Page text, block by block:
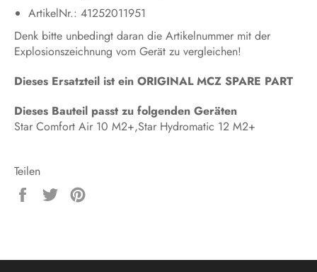
ArtikelNr.: 41252011951
Denk bitte unbedingt daran die Artikelnummer mit der
Explosionszeichnung vom Gerät zu vergleichen!
Dieses Ersatzteil ist ein ORIGINAL MCZ SPARE PART
Dieses Bauteil passt zu folgenden Geräten
Star Comfort Air 10 M2+,Star Hydromatic 12 M2+
Teilen
Auf
Auf